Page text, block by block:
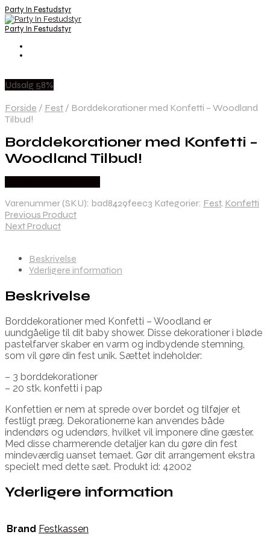
Party In Festudstyr
Party In Festudstyr
Udsalg 58%
Forside / Fest / Borddekorationer med Konfetti – Woodland
Tilbud!
Borddekorationer med Konfetti –
Woodland Tilbud!
Varenummer (SKU): bad8429feec3 Kategorier: Fest, Konfetti
Previous Product
Next Product
Beskrivelse
Yderligere information
Beskrivelse
Borddekorationer med Konfetti – Woodland er
uundgåelige til dit baby shower. Disse dekorationer i bløde
pastelfarver skaber en varm og indbydende stemning,
som vil gøre din fest unik. Sættet indeholder:
– 3 borddekorationer
– 20 stk. konfetti i pap
Konfettien er nem at sprede over bordet og tilføjer et
festligt præg. Dekorationerne kan anvendes både
indendørs og udendørs, hvilket vil imponere dine gæster.
Med disse charmerende detaljer kan du gøre din fest
mindeværdig uanset temaet. Gør dit arrangement ekstra
specielt med dette sæt. Produkt id: 42002
Yderligere information
Brand Festkassen